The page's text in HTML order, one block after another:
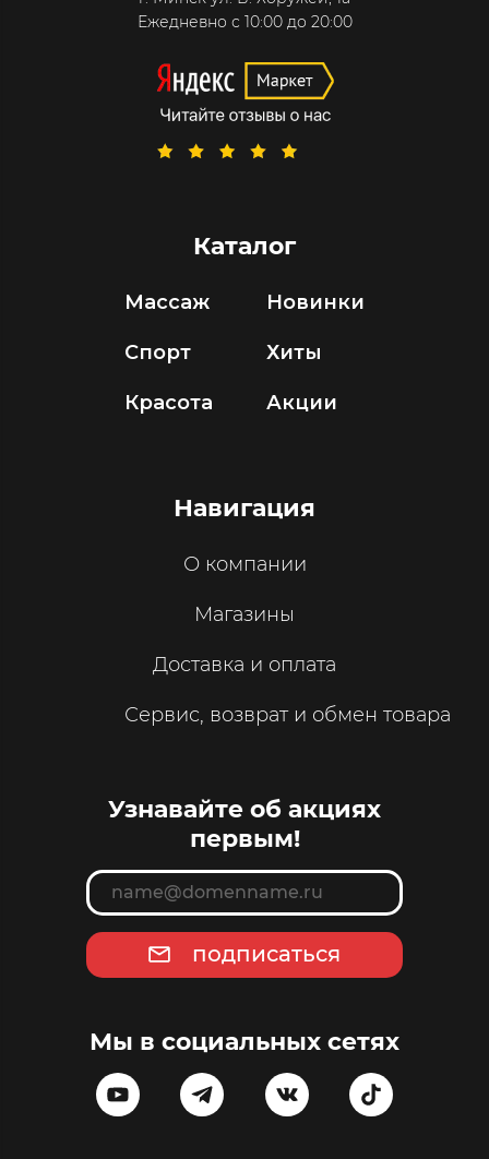
Ежедневно с 10:00 до 20:00
Каталог
Массаж
Спорт
Красота
Новинки
Хиты
Акции
Навигация
О компании
Магазины
Доставка и оплата
Сервис, возврат и обмен товара
Узнавайте об акциях
первым!
подписаться
Мы в социальных сетях